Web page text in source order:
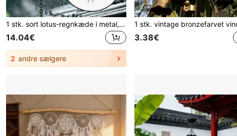
1 stk. sort lotus-regnkæde i metal, vindspil i jernkunst, til opsamling af regnvand, funktionel dekorativ hængende kæde, dekorativt jernhåndværksornament, velegnet til udendørs have-, gårdsplads- og terrassepynt
14.04€
2 andre sælgere
3.38€